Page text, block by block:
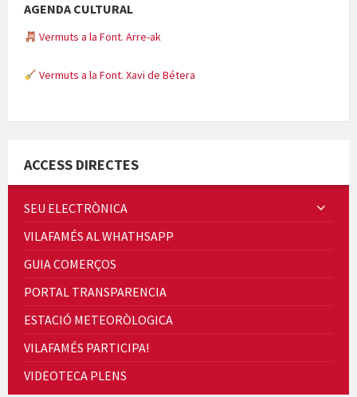
AGENDA CULTURAL
Vermuts a la Font. Arre-ak
Vermuts a la Font. Xavi de Bétera
Quintà Culroja
Cicle de Cine i Dones rurals
ACCESS DIRECTES
SEU ELECTRÒNICA
VILAFAMÉS AL WHATHSAPP
GUIA COMERÇOS
PORTAL TRANSPARENCIA
ESTACIÓ METEORÒLOGICA
VILAFAMÉS PARTICIPA!
VIDEOTECA PLENS